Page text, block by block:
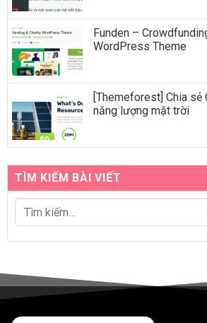
Funden –
WordPress Theme
[Themeforest] Chia sẻ
năng lượng mặt trời
TÌM KIẾM BÀI VIẾT